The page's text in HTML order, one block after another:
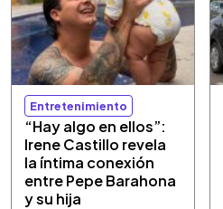
Entretenimiento
“Hay algo en ellos”:
Irene Castillo revela
la íntima conexión
entre Pepe Barahona
y su hija